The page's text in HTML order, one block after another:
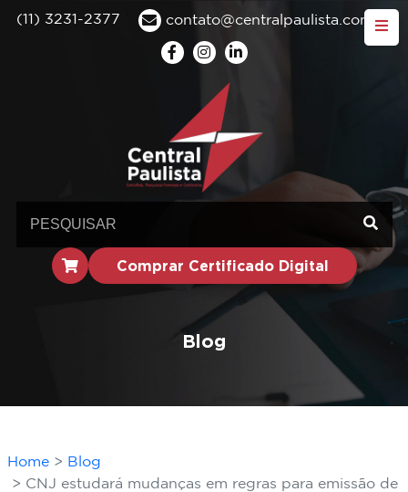
(11) 3231-2377 contato@centralpaulista.com.br
Comprar Certificado Digital
Blog
Home
Blog
CNJ estudará mudanças em regras para emissão de